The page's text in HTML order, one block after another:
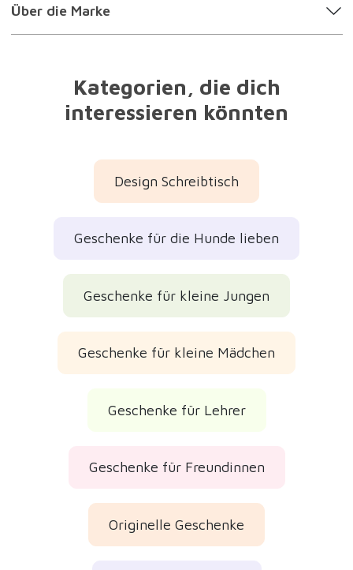
Über die Marke
Kategorien, die dich
interessieren könnten
Design Schreibtisch
Geschenke für die Hunde lieben
Geschenke für kleine Jungen
Geschenke für kleine Mädchen
Geschenke für Lehrer
Geschenke für Freundinnen
Originelle Geschenke